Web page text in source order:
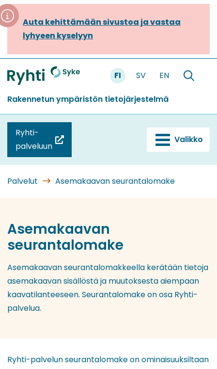
Siirry
sisältöönAuta kehittämään sivustoa ja vastaa
lyhyeen kyselyyn
Etusivu
FI SV EN
Hae
Rakennetun ympäristön tietojärjestelmä
Ryhti-
palveluun
(siirryt
toiseen
Valikko
Palvelut Asemakaavan seurantalomake
Asemakaavan
seurantalomake
Asemakaavan seurantalomakkeella kerätään tietoja
asemakaavan sisällöstä ja muutoksesta aiempaan
kaavatilanteeseen. Seurantalomake on osa Ryhti-
palvelua.
Ryhti-palvelun seurantalomake on ominaisuuksiltaan